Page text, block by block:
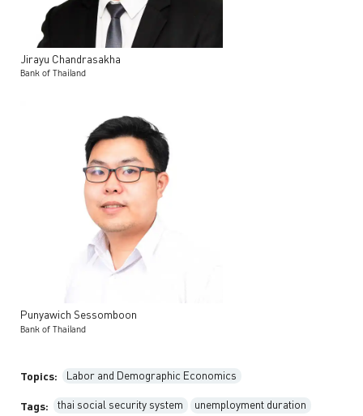
Jirayu Chandrasakha
Bank of Thailand
Punyawich Sessomboon
Bank of Thailand
Topics: Labor and Demographic Economics
Tags: thai social security system
unemployment duration